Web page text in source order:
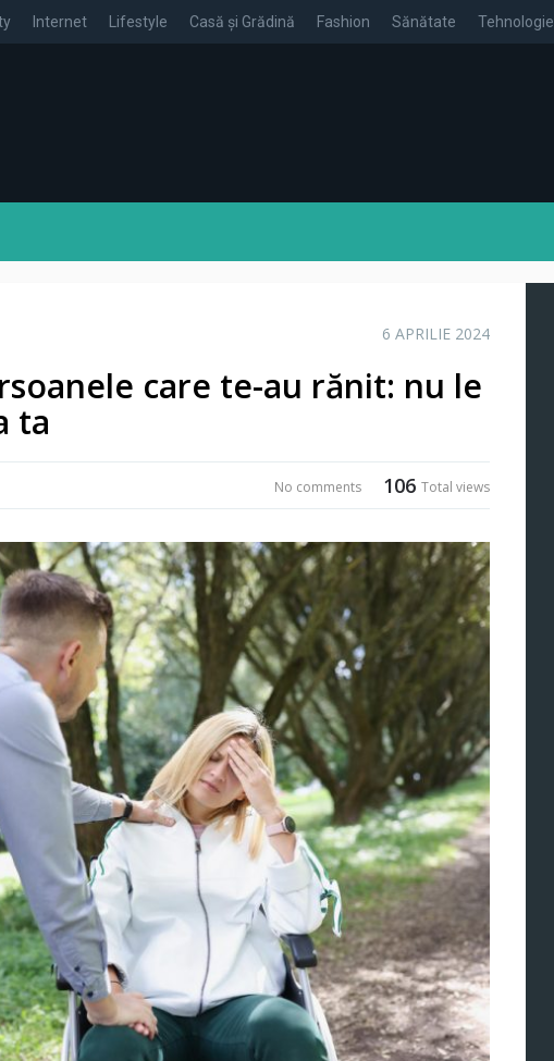
Internet Lifestyle Casă și Grădină Fashion Sănătate Tehnologie
6 APRILIE 2024
care te-au rănit: nu le
ta
106 Total views
No comments